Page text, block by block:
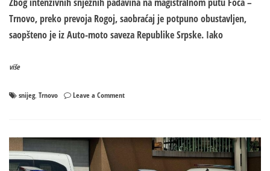
Trnovo, preko prevoja Rogoj, saobraćaj je potpuno obustavljen,
saopšteno je iz Auto-moto saveza Republike Srpske. Iako
više
snijeg, Trnovo Leave a Commenton
obustavljen